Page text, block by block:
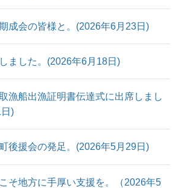
成会の皆様と。(2026年6月23日)
ました。(2026年6月18日)
漁船出漁証明書伝達式に出席しまし
)
後援会の発足。(2026年5月29日)
そ地方に手厚い支援を。（2026年5